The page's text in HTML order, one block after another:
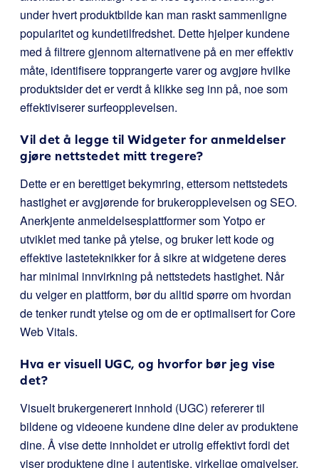
under hvert produktbilde kan man raskt sammenligne
popularitet og kundetilfredshet. Dette hjelper kundene
med å filtrere gjennom alternativene på en mer effektiv
måte, identifisere topprangerte varer og avgjøre hvilke
produktsider det er verdt å klikke seg inn på, noe som
effektiviserer surfeopplevelsen.
Vil det å legge til Widgeter for anmeldelser
gjøre nettstedet mitt tregere?
Dette er en berettiget bekymring, ettersom nettstedets
hastighet er avgjørende for brukeropplevelsen og SEO.
Anerkjente anmeldelsesplattformer som Yotpo er
utviklet med tanke på ytelse, og bruker lett kode og
effektive lasteteknikker for å sikre at widgetene deres
har minimal innvirkning på nettstedets hastighet. Når
du velger en plattform, bør du alltid spørre om hvordan
de tenker rundt ytelse og om de er optimalisert for Core
Web Vitals.
Hva er visuell UGC, og hvorfor bør jeg vise
det?
Visuelt brukergenerert innhold (UGC) refererer til
bildene og videoene kundene dine deler av produktene
dine. Å vise dette innholdet er utrolig effektivt fordi det
viser produktene dine i autentiske, virkelige omgivelser.